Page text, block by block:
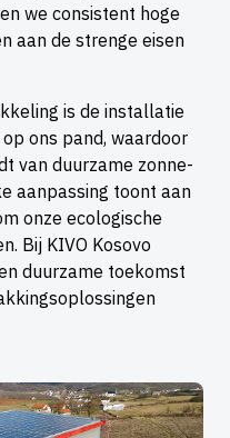
we consistent hoge
aan de strenge eisen
is de installatie
ons pand, waardoor
van duurzame zonne-
aanpassing toont aan
onze ecologische
Bij KIVO Kosovo
duurzame toekomst